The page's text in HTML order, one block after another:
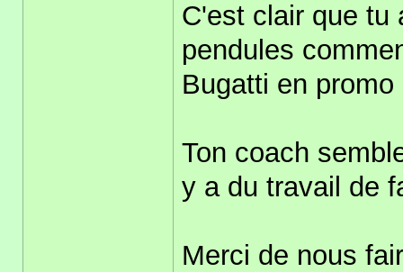
C'est clair que tu
pendules
Bugatti en
Ton coach
y a du travail de
Merci de nous